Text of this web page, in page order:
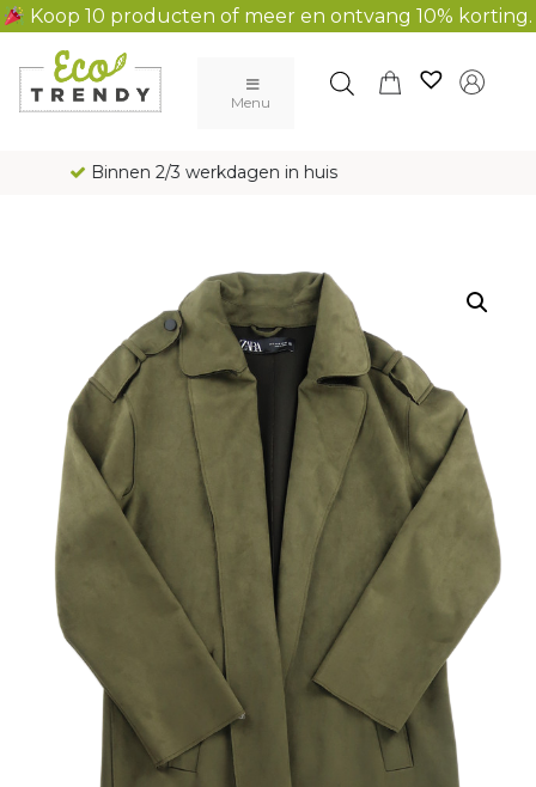
Koop 10 producten of meer en ontvang 10% korting.
Main Navigation
Menu
Gratis verzending al vanaf € 100